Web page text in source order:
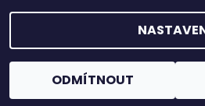
2026 ©Okrasné dřeviny Ing. Milan
Vytvořil
ODMÍTNOUT